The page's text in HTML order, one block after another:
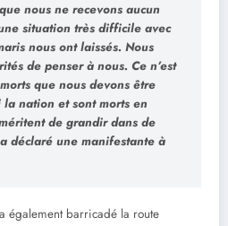
nous ne recevons aucun
situation très difficile avec
nous ont laissés. Nous
de penser à nous. Ce n’est
que nous devons être
nation et sont morts en
de grandir dans de
déclaré une manifestante à
également barricadé la route